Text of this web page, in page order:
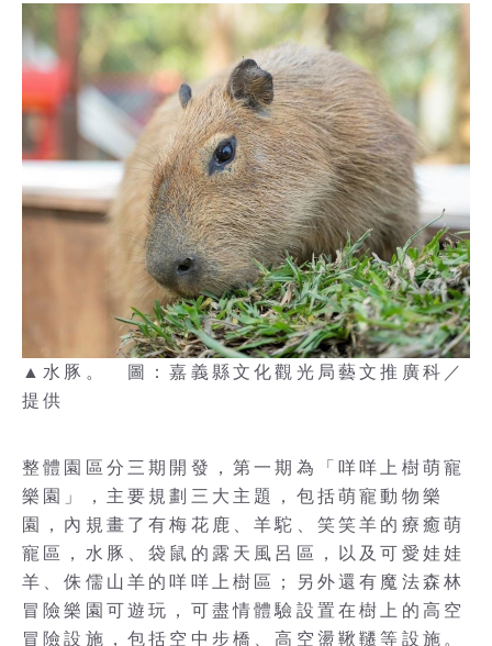
▲水豚。 圖：嘉義縣文化觀光局藝文推廣科／
提供
整體園區分三期開發，第一期為「咩咩上樹萌寵
樂園」，主要規劃三大主題，包括萌寵動物樂
園，內規畫了有梅花鹿、羊駝、笑笑羊的療癒萌
寵區，水豚、袋鼠的露天風呂區，以及可愛娃娃
羊、侏儒山羊的咩咩上樹區；另外還有魔法森林
冒險樂園可遊玩，可盡情體驗設置在樹上的高空
冒險設施，包括空中步橋、高空盪鞦韆等設施。